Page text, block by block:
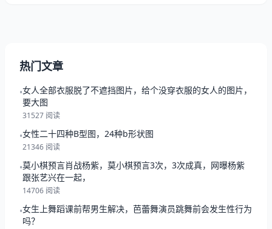
热门文章
•女人全部衣服脱了不遮挡图片，给个没穿衣服的女人的图片，
要大图
31527 阅读
•女性二十四种B型图，24种b形状图
21346 阅读
•莫小棋预言肖战杨紫，莫小棋预言3次，3次成真，网曝杨紫
跟张艺兴在一起，
14706 阅读
•女生上舞蹈课前帮男生解决，芭蕾舞演员跳舞前会发生性行为
吗？